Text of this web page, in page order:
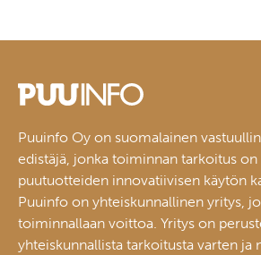
Puuinfo Oy on suomalainen
edistäjä, jonka toiminnan tarkoitus
puutuotteiden innovatiivisen käytön
Puuinfo on yhteiskunnallinen yritys,
toiminnallaan voittoa. Yritys on
yhteiskunnallista tarkoitusta varten